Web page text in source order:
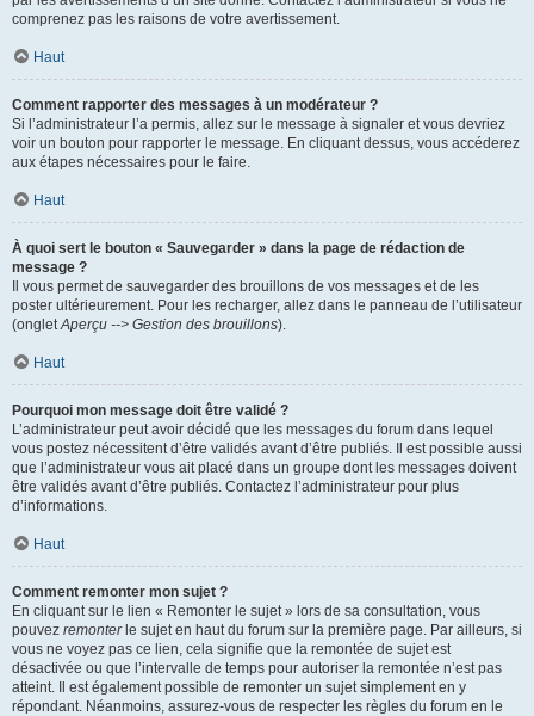
comprenez pas les raisons de votre avertissement.
Haut
Comment rapporter des messages à un modérateur ?
Si l’administrateur l’a permis, allez sur le message à signaler et vous devriez
voir un bouton pour rapporter le message. En cliquant dessus, vous accéderez
aux étapes nécessaires pour le faire.
Haut
À quoi sert le bouton « Sauvegarder » dans la page de rédaction de
message ?
Il vous permet de sauvegarder des brouillons de vos messages et de les
poster ultérieurement. Pour les recharger, allez dans le panneau de l’utilisateur
(ongletAperçu --> Gestion des brouillons).
Haut
Pourquoi mon message doit être validé ?
L’administrateur peut avoir décidé que les messages du forum dans lequel
vous postez nécessitent d’être validés avant d’être publiés. Il est possible aussi
que l’administrateur vous ait placé dans un groupe dont les messages doivent
être validés avant d’être publiés. Contactez l’administrateur pour plus
d’informations.
Haut
Comment remonter mon sujet ?
En cliquant sur le lien « Remonter le sujet » lors de sa consultation, vous
pouvez remonterle sujet en haut du forum sur la première page. Par ailleurs, si
vous ne voyez pas ce lien, cela signifie que la remontée de sujet est
désactivée ou que l’intervalle de temps pour autoriser la remontée n’est pas
atteint. Il est également possible de remonter un sujet simplement en y
répondant. Néanmoins, assurez-vous de respecter les règles du forum en le